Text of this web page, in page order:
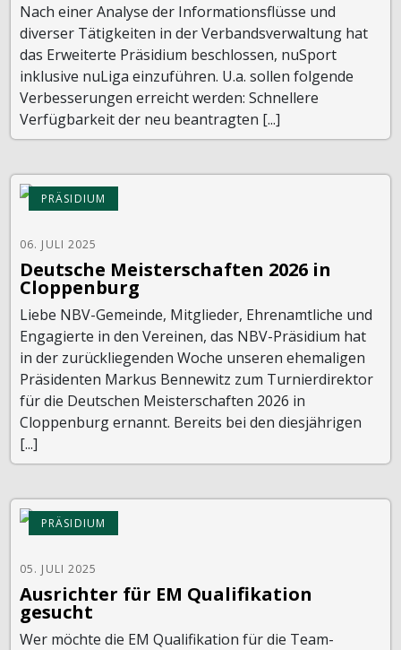
Nach einer Analyse der Informationsflüsse und
diverser Tätigkeiten in der Verbandsverwaltung hat
das Erweiterte Präsidium beschlossen, nuSport
inklusive nuLiga einzuführen. U.a. sollen folgende
Verbesserungen erreicht werden: Schnellere
Verfügbarkeit der neu beantragten [...]
PRÄSIDIUM
06. JULI 2025
Deutsche Meisterschaften 2026 in
Cloppenburg
Liebe NBV-Gemeinde, Mitglieder, Ehrenamtliche und
Engagierte in den Vereinen, das NBV-Präsidium hat
in der zurückliegenden Woche unseren ehemaligen
Präsidenten Markus Bennewitz zum Turnierdirektor
für die Deutschen Meisterschaften 2026 in
Cloppenburg ernannt. Bereits bei den diesjährigen
[...]
PRÄSIDIUM
05. JULI 2025
Ausrichter für EM Qualifikation
gesucht
Wer möchte die EM Qualifikation für die Team-